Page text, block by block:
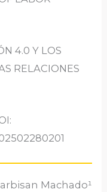
4.0 Y LOS
RELACIONES
Machado¹